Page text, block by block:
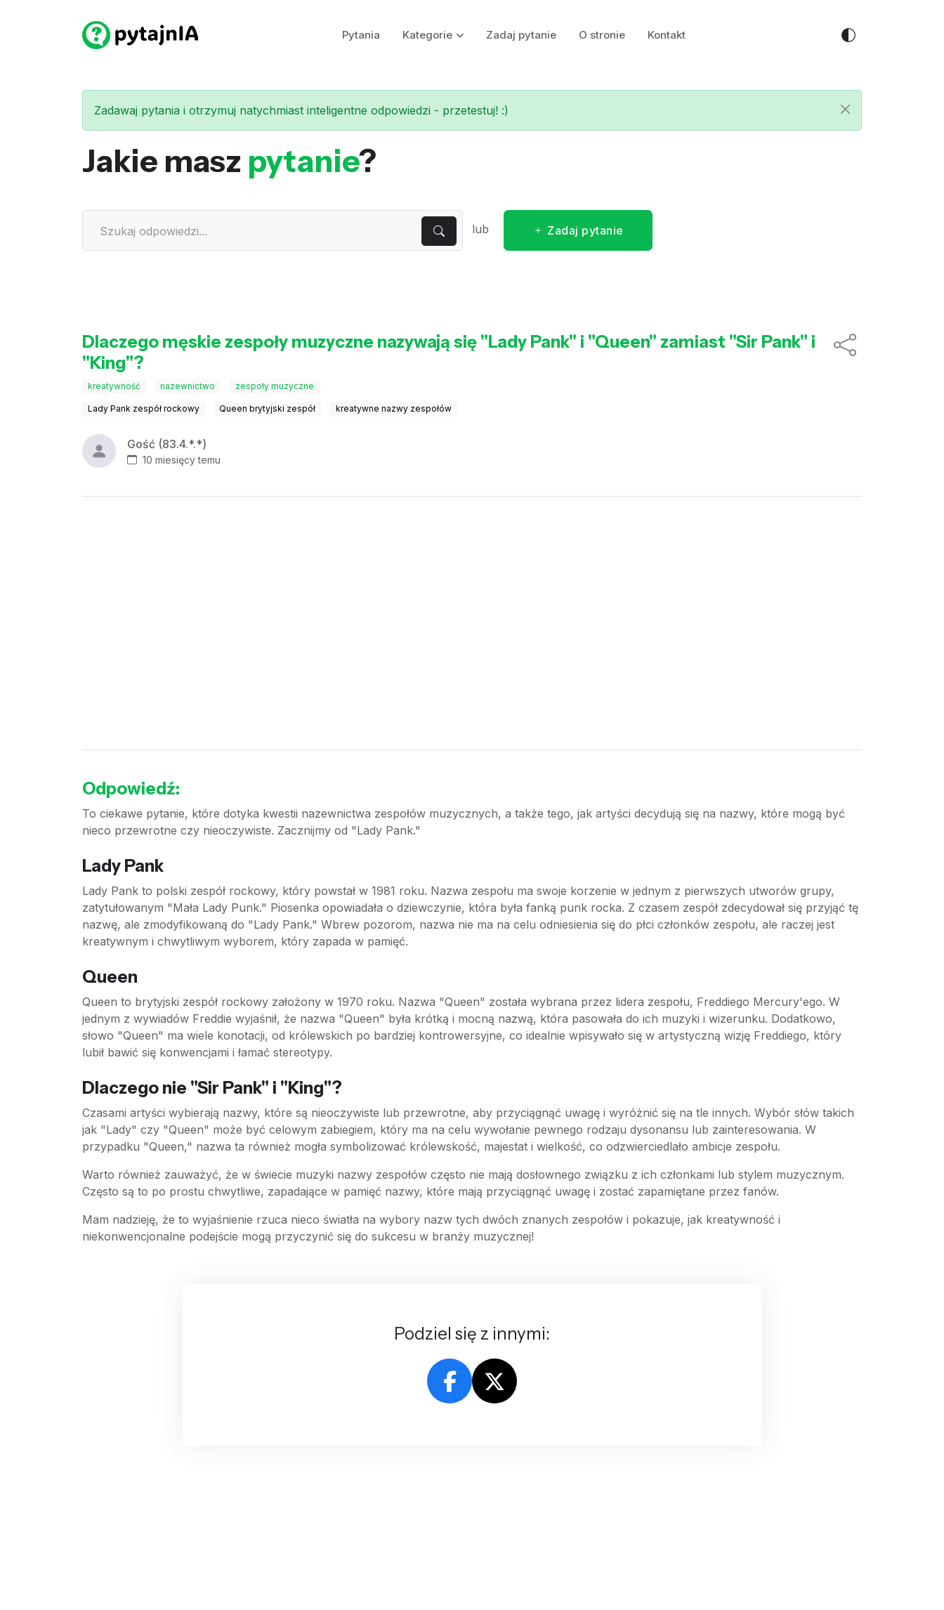
Pytania Kategorie Zadaj pytanie O stronie Kontakt
Zadawaj pytania i otrzymuj natychmiast inteligentne odpowiedzi - przetestuj! :)
Jakie masz pytanie?
lub Zadaj pytanie
Dlaczego męskie zespoły muzyczne nazywają się "Lady Pank" i "Queen" zamiast "Sir Pank" i
"King"?
kreatywność nazewnictwo zespoły muzyczne
Lady Pank zespół rockowy Queen brytyjski zespół kreatywne nazwy zespołów
Gość (83.4.*.*)
10 miesięcy temu
Odpowiedź:
To ciekawe pytanie, które dotyka kwestii nazewnictwa zespołów muzycznych, a także tego, jak artyści decydują się na nazwy, które mogą być
nieco przewrotne czy nieoczywiste. Zacznijmy od "Lady Pank."
Lady Pank
Lady Pank to polski zespół rockowy, który powstał w 1981 roku. Nazwa zespołu ma swoje korzenie w jednym z pierwszych utworów grupy,
zatytułowanym "Mała Lady Punk." Piosenka opowiadała o dziewczynie, która była fanką punk rocka. Z czasem zespół zdecydował się przyjąć tę
nazwę, ale zmodyfikowaną do "Lady Pank." Wbrew pozorom, nazwa nie ma na celu odniesienia się do płci członków zespołu, ale raczej jest
kreatywnym i chwytliwym wyborem, który zapada w pamięć.
Queen
Queen to brytyjski zespół rockowy założony w 1970 roku. Nazwa "Queen" została wybrana przez lidera zespołu, Freddiego Mercury'ego. W
jednym z wywiadów Freddie wyjaśnił, że nazwa "Queen" była krótką i mocną nazwą, która pasowała do ich muzyki i wizerunku. Dodatkowo,
słowo "Queen" ma wiele konotacji, od królewskich po bardziej kontrowersyjne, co idealnie wpisywało się w artystyczną wizję Freddiego, który
lubił bawić się konwencjami i łamać stereotypy.
Dlaczego nie "Sir Pank" i "King"?
Czasami artyści wybierają nazwy, które są nieoczywiste lub przewrotne, aby przyciągnąć uwagę i wyróżnić się na tle innych. Wybór słów takich
jak "Lady" czy "Queen" może być celowym zabiegiem, który ma na celu wywołanie pewnego rodzaju dysonansu lub zainteresowania. W
przypadku "Queen," nazwa ta również mogła symbolizować królewskość, majestat i wielkość, co odzwierciedlało ambicje zespołu.
Warto również zauważyć, że w świecie muzyki nazwy zespołów często nie mają dosłownego związku z ich członkami lub stylem muzycznym.
Często są to po prostu chwytliwe, zapadające w pamięć nazwy, które mają przyciągnąć uwagę i zostać zapamiętane przez fanów.
Mam nadzieję, że to wyjaśnienie rzuca nieco światła na wybory nazw tych dwóch znanych zespołów i pokazuje, jak kreatywność i
niekonwencjonalne podejście mogą przyczynić się do sukcesu w branży muzycznej!
Podziel się z innymi: